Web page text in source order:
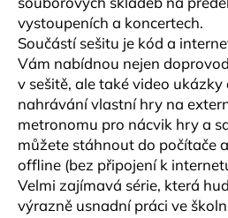
vystoupeních a koncertech.
Součástí sešitu je kód a
Vám nabídnou nejen
v sešitě, ale také video
nahrávání vlastní hry na
metronomu pro nácvik hry a
můžete stáhnout do počítače
offline (bez připojení k
Velmi zajímavá série, která
výrazně usnadní práci ve
VANDOREN
V21
PLÁTKY
NA
ALT
SAXOFÓN
3,80
€